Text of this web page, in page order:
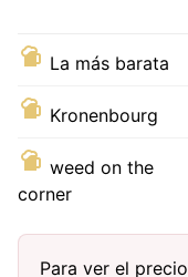
La más barata
Kronenbourg
weed on the
corner
Para ver el